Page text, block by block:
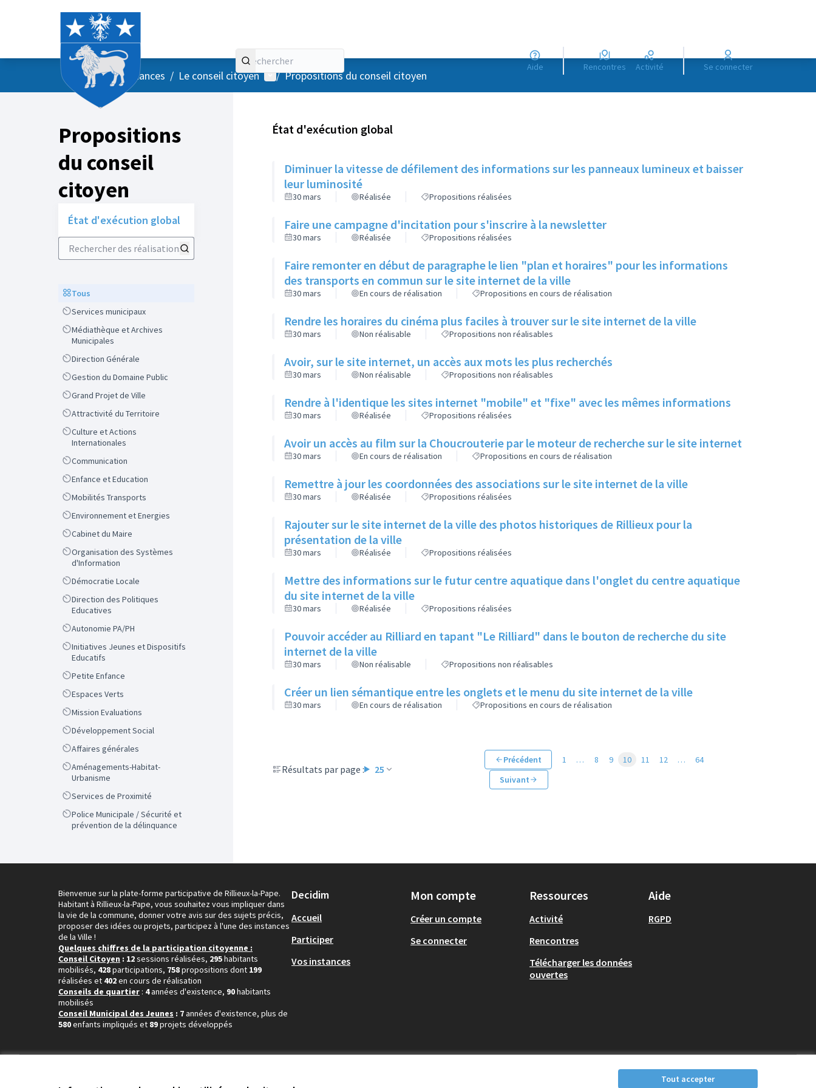
Tout accepter
Aide Rencontres Activité Se connecter
AccueilMenu principal
/ Vos instances / Le conseil citoyen Menu utilisateur
/ Propositions du conseil citoyen
Propositions
du conseil
citoyen
État d'exécution global
Rechercher des réalisations
ScopeTous
ScopeServices municipaux
Scope
Médiathèque et Archives
Municipales
ScopeDirection Générale
ScopeGestion du Domaine Public
ScopeGrand Projet de Ville
ScopeAttractivité du Territoire
Scope
Culture et Actions
Internationales
ScopeCommunication
ScopeEnfance et Education
ScopeMobilités Transports
ScopeEnvironnement et Energies
ScopeCabinet du Maire
Scope
Organisation des Systèmes
d'Information
ScopeDémocratie Locale
Scope
Direction des Politiques
Educatives
ScopeAutonomie PA/PH
Scope
Initiatives Jeunes et Dispositifs
Educatifs
ScopePetite Enfance
ScopeEspaces Verts
ScopeMission Evaluations
ScopeDéveloppement Social
ScopeAffaires générales
Scope
Aménagements-Habitat-
Urbanisme
ScopeServices de Proximité
Scope
Police Municipale / Sécurité et
prévention de la délinquance
État d'exécution global
Diminuer la vitesse de défilement des informations sur les panneaux lumineux et baisser
leur luminosité
30 mars Réalisée Propositions réalisées
Faire une campagne d'incitation pour s'inscrire à la newsletter
30 mars Réalisée Propositions réalisées
Faire remonter en début de paragraphe le lien "plan et horaires" pour les informations
des transports en commun sur le site internet de la ville
30 mars En cours de réalisation Propositions en cours de réalisation
Rendre les horaires du cinéma plus faciles à trouver sur le site internet de la ville
30 mars Non réalisable Propositions non réalisables
Avoir, sur le site internet, un accès aux mots les plus recherchés
30 mars Non réalisable Propositions non réalisables
Rendre à l'identique les sites internet "mobile" et "fixe" avec les mêmes informations
30 mars Réalisée Propositions réalisées
Avoir un accès au film sur la Choucrouterie par le moteur de recherche sur le site internet
30 mars En cours de réalisation Propositions en cours de réalisation
Remettre à jour les coordonnées des associations sur le site internet de la ville
30 mars Réalisée Propositions réalisées
Rajouter sur le site internet de la ville des photos historiques de Rillieux pour la
présentation de la ville
30 mars Réalisée Propositions réalisées
Mettre des informations sur le futur centre aquatique dans l'onglet du centre aquatique
du site internet de la ville
30 mars Réalisée Propositions réalisées
Pouvoir accéder au Rilliard en tapant "Le Rilliard" dans le bouton de recherche du site
internet de la ville
30 mars Non réalisable Propositions non réalisables
Créer un lien sémantique entre les onglets et le menu du site internet de la ville
30 mars En cours de réalisation Propositions en cours de réalisation
Résultats par page : 25
Précédent 1 … 8 9 10 11 12 …
64
Suivant
Bienvenue sur la plate-forme participative de Rillieux-la-Pape.
Habitant à Rillieux-la-Pape, vous souhaitez vous impliquer dans
la vie de la commune, donner votre avis sur des sujets précis,
proposer des idées ou projets, participez à l'une des instances
de la Ville !
Quelques chiffres de la participation citoyenne :
Conseil Citoyen : 12sessions réalisées, 295habitants
mobilisés, 428participations, 758propositions dont 199
réalisées et 402en cours de réalisation
Conseils de quartier : 4années d'existence, 90habitants
mobilisés
Conseil Municipal des Jeunes : 7années d'existence, plus de
580enfants impliqués et 89projets développés
Decidim
Accueil
Participer
Vos instances
Mon compte
Créer un compte
Se connecter
Ressources
Activité
Rencontres
Télécharger les données
ouvertes
Aide
RGPD